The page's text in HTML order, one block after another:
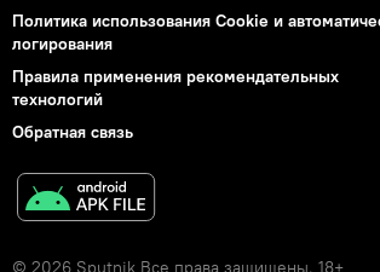
Политика использования Cookie и
логирования
Правила применения рекомендательных
технологий
Обратная связь
© 2026 Sputnik Все права защищены. 18+